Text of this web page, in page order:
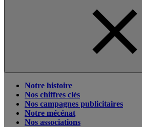
Notre histoire
Nos chiffres clés
Nos campagnes publicitaires
Notre mécénat
Nos associations